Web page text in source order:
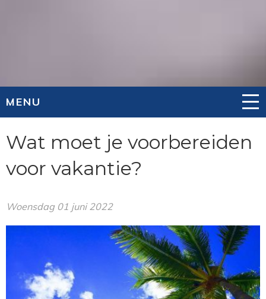
MENU
Wat moet je voorbereiden
voor vakantie?
Woensdag 01 juni 2022